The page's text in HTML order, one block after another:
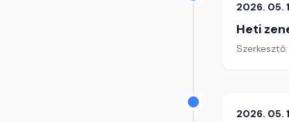
2026. 05.
Heti
2026. 05.